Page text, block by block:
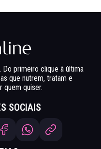
. Do primeiro clique à última
que nutrem, tratam e
quem quiser.
SOCIAIS